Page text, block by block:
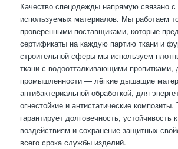
Качество спецодежды напрямую связано с
используемых материалов. Мы работаем
проверенными поставщиками, которые
сертификаты на каждую партию ткани и
строительной сферы мы используем
ткани с водоотталкивающими пропитками,
промышленности — лёгкие дышащие
антибактериальной обработкой, для
огнестойкие и антистатические
гарантирует долговечность, устойчивость
воздействиям и сохранение защитных
всего срока службы изделий.